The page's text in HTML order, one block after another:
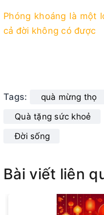
Phóng khoáng là một
cả đời không có được
Tags:
quà mừng thọ
Quà tặng sức khoẻ
Đời sống
Bài viết liên